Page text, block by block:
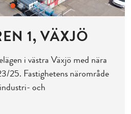
1, VÄXJÖ
i västra Växjö med nära
25. Fastighetens närområde
och